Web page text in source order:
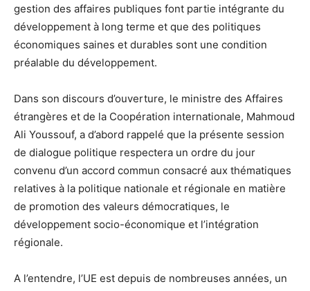
gestion des affaires publiques font partie intégrante du
développement à long terme et que des politiques
économiques saines et durables sont une condition
préalable du développement.
Dans son discours d’ouverture, le ministre des Affaires
étrangères et de la Coopération internationale, Mahmoud
Ali Youssouf, a d’abord rappelé que la présente session
de dialogue politique respectera un ordre du jour
convenu d’un accord commun consacré aux thématiques
relatives à la politique nationale et régionale en matière
de promotion des valeurs démocratiques, le
développement socio-économique et l’intégration
régionale.
A l’entendre, l’UE est depuis de nombreuses années, un